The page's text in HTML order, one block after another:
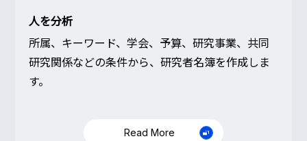
人を分析
所属、キーワード、学会、予算、研究事業、共同
研究関係などの条件から、研究者名簿を作成しま
す。
Read More